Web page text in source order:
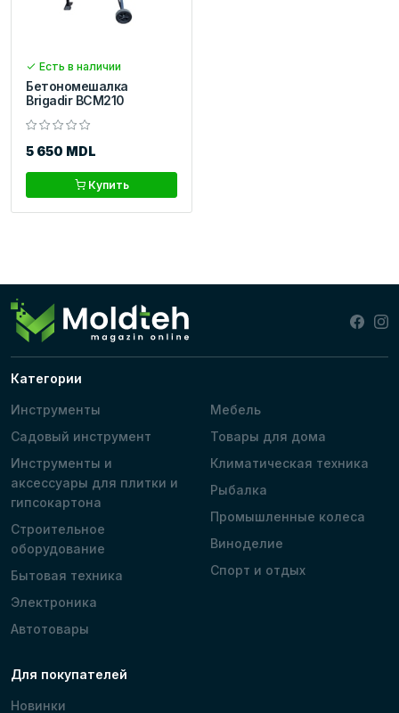
Есть в наличии
Бетономешалка
Brigadir BCM210
5 650 MDL
Купить
Категории
Инструменты
Садовый инструмент
Инструменты и
аксессуары для плитки и
гипсокартона
Строительное
оборудование
Бытовая техника
Электроника
Автотовары
Мебель
Товары для дома
Климатическая техника
Рыбалка
Промышленные колеса
Виноделие
Спорт и отдых
Для покупателей
Новинки